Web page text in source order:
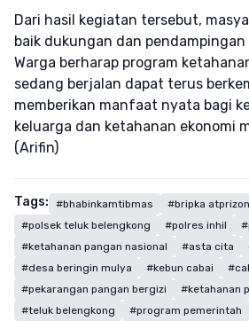
Dari hasil kegiatan tersebut,
baik dukungan dan
Warga berharap program
sedang berjalan dapat terus
memberikan manfaat nyata bagi
keluarga dan ketahanan ekonomi
(Arifin)
Tags: #bhabinkamtibmas
#bripka atprizon
#polsek teluk belengkong
#polres inhil
#ketahanan pangan nasional
#asta cita
#desa beringin mulya
#kebun cabai
#pekarangan pangan bergizi
#ketahanan
#teluk belengkong
#program pemerintah